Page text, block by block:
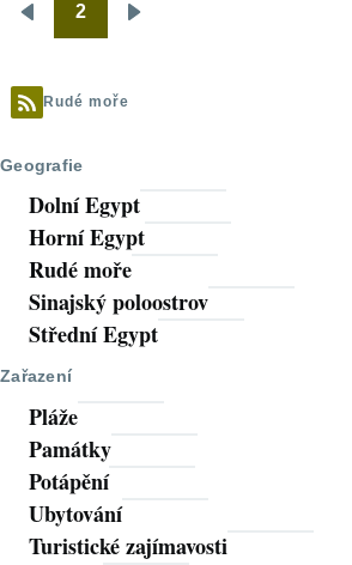
Pagination
Předchozí
2
Rudé moře
Geografie
Dolní Egypt
Horní Egypt
Rudé moře
Sinajský poloostrov
Střední Egypt
Zařazení
Pláže
Památky
Potápění
Ubytování
Turistické zajímavosti